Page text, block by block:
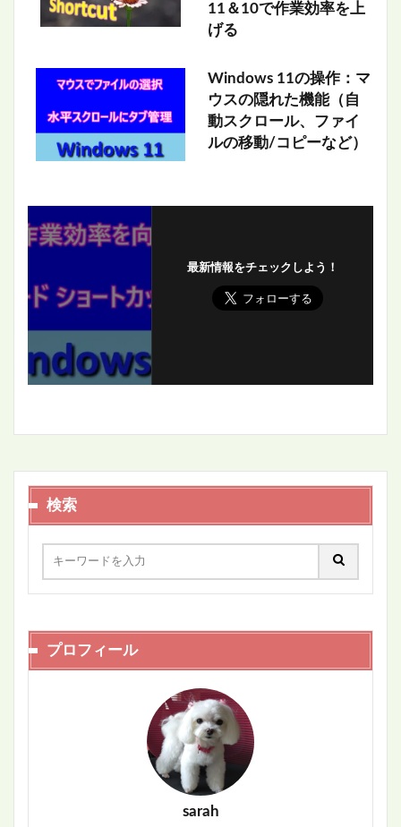
11＆10で作業効率を上
げる
Windows 11の操作：マ
ウスの隠れた機能（自
動スクロール、ファイ
ルの移動/コピーなど）
最新情報をチェックしよう！
検索
プロフィール
sarah